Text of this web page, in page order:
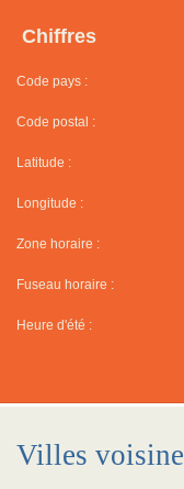
Chiffres
Code pays :
Code postal :
Latitude :
Longitude :
Zone horaire :
Fuseau horaire :
Heure d'été :
Villes